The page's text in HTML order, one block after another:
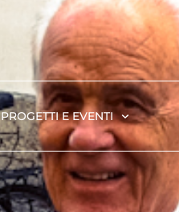
PROGETTI E EVENTI